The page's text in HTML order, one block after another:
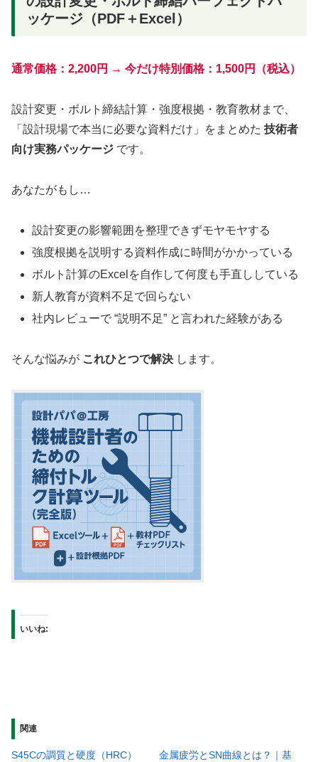
ッケージ（PDF＋Excel）
通常価格：2,200円 → 今だけ特別価格：1,500円（税込）
設計変更・ボルト締結計算・強度根拠・教育教材まで、
「設計現場で本当に必要な資料だけ」をまとめた 技術者
向け実務パッケージ です。
あなたがもし…
設計変更の影響範囲を整理できずモヤモヤする
強度根拠を説明する資料作成に時間がかかっている
ボルト計算のExcelを自作して何度も手直ししている
新人教育が資料不足で回らない
社内レビューで “説明不足” と言われた経験がある
そんな悩みが これひとつで解決 します。
いいね:
関連
S45Cの調質と硬度（HRC）
金属疲労とSN曲線とは？｜基